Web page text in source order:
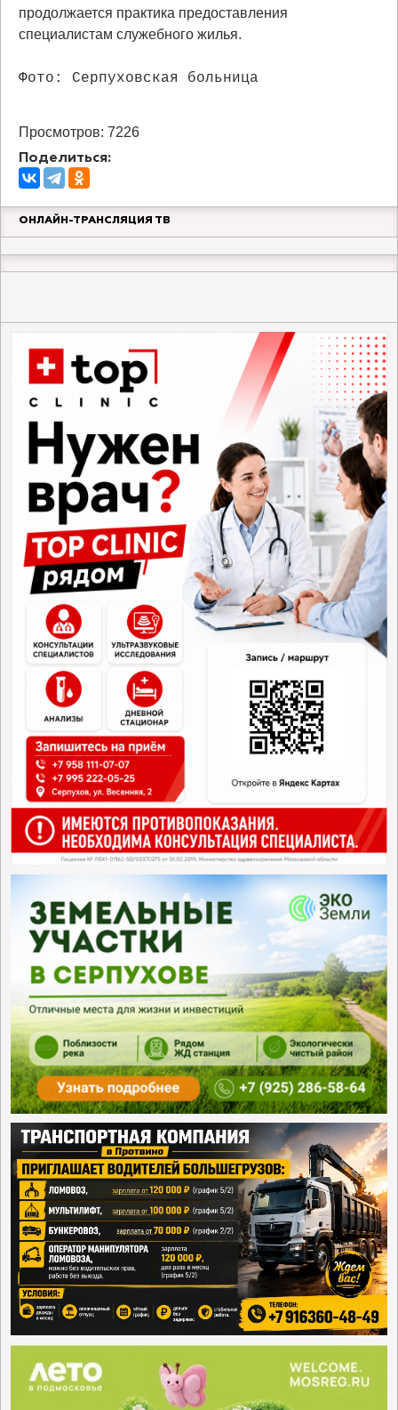
продолжается практика предоставления
специалистам служебного жилья.
Фото: Серпуховская больница
Просмотров: 7226
Поделиться:
ОНЛАЙН-ТРАНСЛЯЦИЯ ТВ